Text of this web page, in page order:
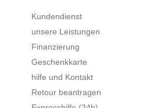
Kundendienst
unsere Leistungen
Finanzierung
Geschenkkarte
hilfe und Kontakt
Retour beantragen